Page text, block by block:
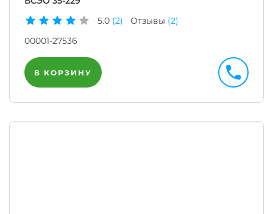
5.0 (2) Отзывы (2)
00001-27536
В КОРЗИНУ